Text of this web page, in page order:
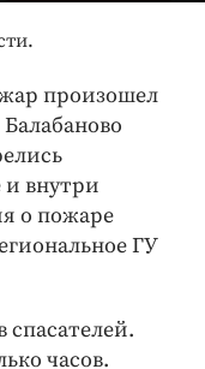
произошел
и внутри
о пожаре
ГУ
спасателей.
часов.